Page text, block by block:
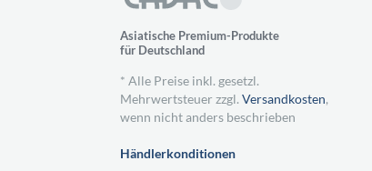
Asiatische Premium-Produkte
für Deutschland
* Alle Preise inkl. gesetzl.
Mehrwertsteuer zzgl. Versandkosten,
wenn nicht anders beschrieben
Händlerkonditionen